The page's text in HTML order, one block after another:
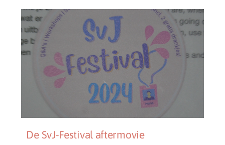
De SvJ-Festival aftermovie